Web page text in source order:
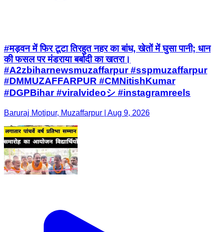
#मड़वन में फिर टूटा तिरहुत नहर का बांध, खेतों में घुसा पानी; धान
की फसल पर मंडराया बर्बादी का खतरा।
#A2zbiharnewsmuzaffarpur #sspmuzaffarpur
#DMMUZAFFARPUR #CMNitishKumar
#DGPBihar #viralvideoシ #instagramreels
Baruraj Motipur, Muzaffarpur | Aug 9, 2026